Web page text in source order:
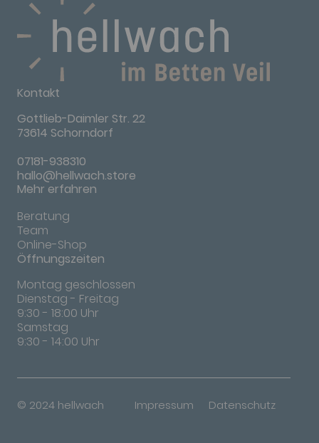
Kontakt
Gottlieb-Daimler Str. 22
73614 Schorndorf
07181-938310
hallo@hellwach.store
Mehr erfahren
Beratung
Team
Online-Shop
Öffnungszeiten
Montag geschlossen
Dienstag - Freitag
9:30 - 18:00 Uhr
Samstag
9:30 - 14:00 Uhr
© 2024 hellwach Impressum Datenschutz